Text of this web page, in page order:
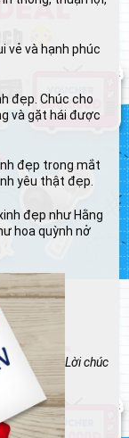
vẻ và hạnh phúc
đẹp. Chúc cho
và gặt hái được
đẹp trong mắt
yêu thật đẹp.
đẹp như Hằng
hoa quỳnh nở
Lời chúc